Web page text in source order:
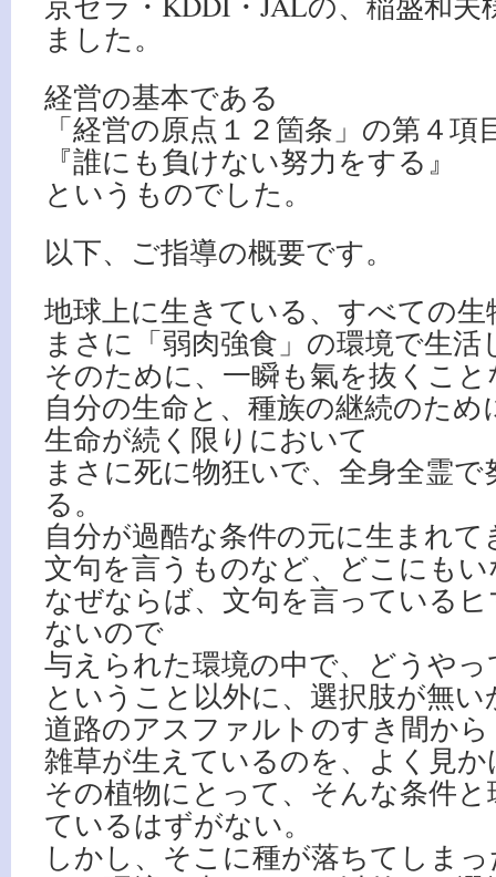
ました。
経営の基本である
「経営の原点１２箇条」の第４項
『誰にも負けない努力をする』
というものでした。
以下、ご指導の概要です。
地球上に生きている、すべての生
まさに「弱肉強食」の環境で生活
そのために、一瞬も氣を抜くこと
自分の生命と、種族の継続のため
生命が続く限りにおいて
まさに死に物狂いで、全身全霊
る。
自分が過酷な条件の元に生まれ
文句を言うものなど、どこにも
なぜならば、文句を言っている
ないので
与えられた環境の中で、どうや
ということ以外に、選択肢が無
道路のアスファルトのすき間から
雑草が生えているのを、よく見
その植物にとって、そんな条件
ているはずがない。
しかし、そこに種が落ちてしま